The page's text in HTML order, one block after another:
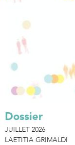
Dossier
JUILLET 2026
LAETITIA GRIMALDI